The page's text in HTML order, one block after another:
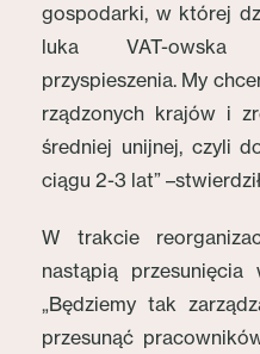
gospodarki, w której
luka VAT-owska
przyspieszenia. My
rządzonych krajów i
średniej unijnej, czyli
ciągu 2-3 lat”
W trakcie
nastąpią
„Będziemy tak
przesunąć